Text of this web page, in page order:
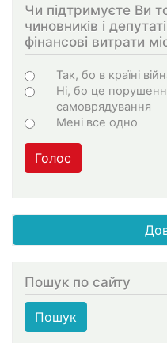
Чи підтримуєте Ви
чиновників і
фінансові витрати
Choices
Так, бо в країні
Ні, бо це
самоврядування
Мені все одно
Голос
Пошук по сайту
Пошук